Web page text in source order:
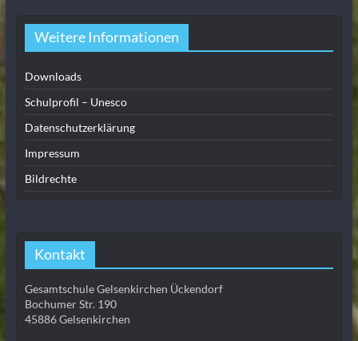
Weitere Informationen
Downloads
Schulprofil – Unesco
Datenschutzerklärung
Impressum
Bildrechte
Kontakt
Gesamtschule Gelsenkirchen Ückendorf
Bochumer Str. 190
45886 Gelsenkirchen